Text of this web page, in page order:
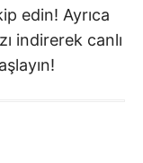
edin! Ayrıca
indirerek canlı